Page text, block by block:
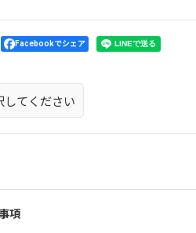
Facebookでシェア
してください
項